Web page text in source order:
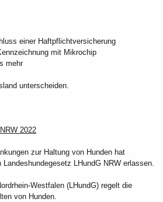
einer Haftpflichtversicherung
mit Mikrochip
mehr
unterscheiden.
2022
zur Haltung von Hunden hat
Landeshundegesetz LHundG NRW erlassen.
Westfalen (LHundG) regelt die
von Hunden.